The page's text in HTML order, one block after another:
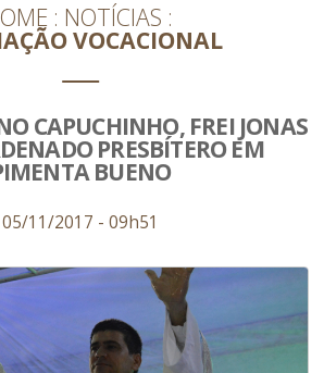
NOTÍCIAS
VOCACIONAL
CAPUCHINHO, FREI JONAS
PRESBÍTERO EM
BUENO
05/11/2017 - 09h51